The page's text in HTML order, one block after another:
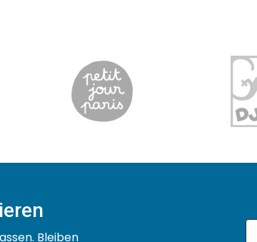
Bleiben